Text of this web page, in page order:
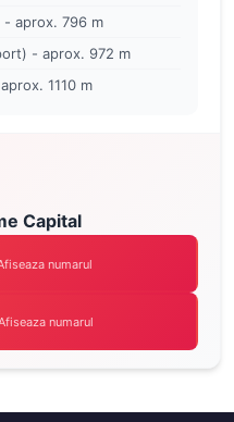
- aprox. 796 m
- aprox. 972 m
1110 m
Capital
numarul
numarul